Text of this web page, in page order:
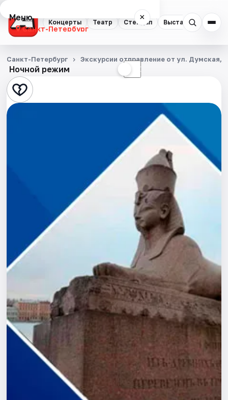
Концерты Театр Стендап Выставки
Меню ×
Санкт-Петербург
Концерты
Театр
Стендап
Города
Артисты
Рейтинги
Ночной режим ☾
Санкт-Петербург Экскурсии отправление от ул. Думская,